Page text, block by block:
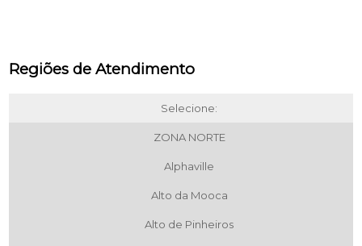
Regiões de Atendimento
Selecione:
ZONA NORTE
Alphaville
Alto da Mooca
Alto de Pinheiros